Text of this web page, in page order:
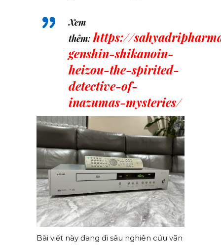
Xem
thêm:https://
genshin-shikanoin-
heizou-the-spirited-
detective-of-
inazumas-mysteries/
Bài viết này đang đi sâu nghiên cứu vãn